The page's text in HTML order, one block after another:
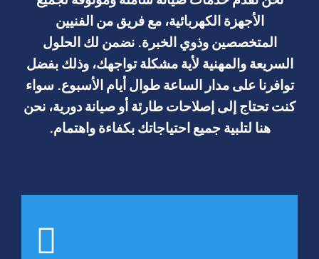
الأجهزة الكهربائية، مع فريق من الفنيين
المتخصصين وذوي الخبرة. نضمن لك الحلول
السريعة والمهنية لأية مشكلة تواجهك، وذلك بفضل
توافرنا على مدار الساعة طوال أيام الأسبوع. سواء
كنت تحتاج إلى إصلاحات طارئة أو صيانة دورية، نحن
هنا لتلبية جميع احتياجاتك بكفاءة واهتمام.